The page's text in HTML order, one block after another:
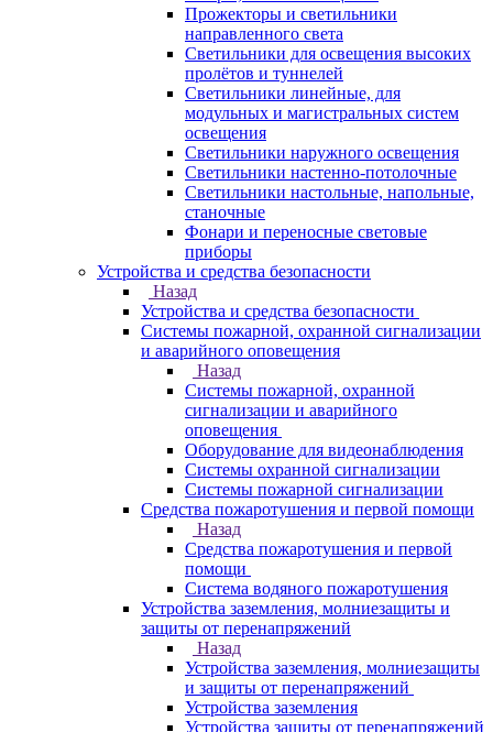
Прожекторы и светильники
направленного света
Светильники для освещения высоких
пролётов и туннелей
Светильники линейные, для
модульных и магистральных систем
освещения
Светильники наружного освещения
Светильники настенно-потолочные
Светильники настольные, напольные,
станочные
Фонари и переносные световые
приборы
Устройства и средства безопасности
Назад
Устройства и средства безопасности
Системы пожарной, охранной сигнализации
и аварийного оповещения
Назад
Системы пожарной, охранной
сигнализации и аварийного
оповещения
Оборудование для видеонаблюдения
Системы охранной сигнализации
Системы пожарной сигнализации
Средства пожаротушения и первой помощи
Назад
Средства пожаротушения и первой
помощи
Система водяного пожаротушения
Устройства заземления, молниезащиты и
защиты от перенапряжений
Назад
Устройства заземления, молниезащиты
и защиты от перенапряжений
Устройства заземления
Устройства защиты от перенапряжений